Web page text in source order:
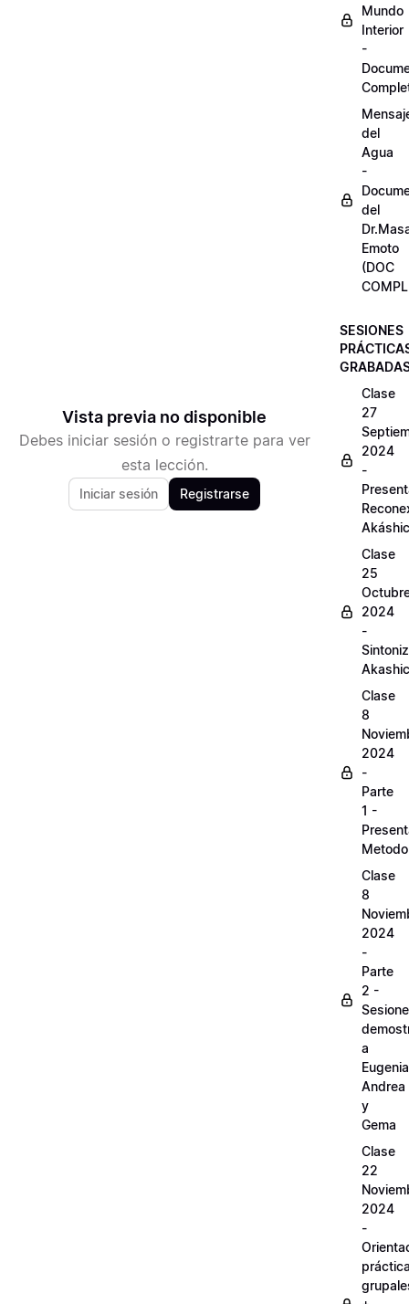
Vista previa no disponible
Debes iniciar sesión o registrarte para ver
esta lección.
Iniciar sesión Registrarse
Mundo
Interior
-
del
Agua
-
del
Emoto
(DOC
SESIONES
Clase
27
2024
-
Clase
25
2024
-
Clase
8
2024
-
Parte
1 -
Clase
8
2024
-
Parte
2 -
a
Andrea
y
Gema
Clase
22
2024
-